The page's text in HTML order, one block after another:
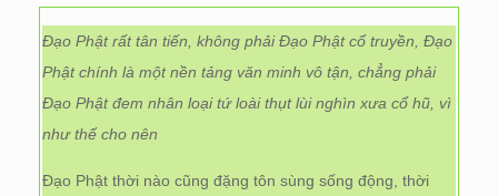
Đạo Phật rất tân tiến, không phải Đạo Phật cổ truyền, Đạo
Phật chính là một nền tảng văn minh vô tận, chẳng phải
Đạo Phật đem nhân loại tứ loài thụt lùi nghìn xưa cổ hũ, vì
như thế cho nên
Đạo Phật thời nào cũng đặng tôn sùng sống động, thời